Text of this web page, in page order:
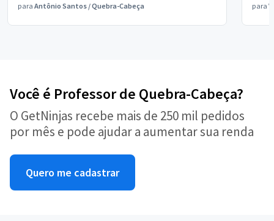
para Antônio Santos /Quebra-Cabeça para
Você é Professor de Quebra-Cabeça?
O GetNinjas recebe mais de 250 mil pedidos
por mês e pode ajudar a aumentar sua renda
Quero me cadastrar